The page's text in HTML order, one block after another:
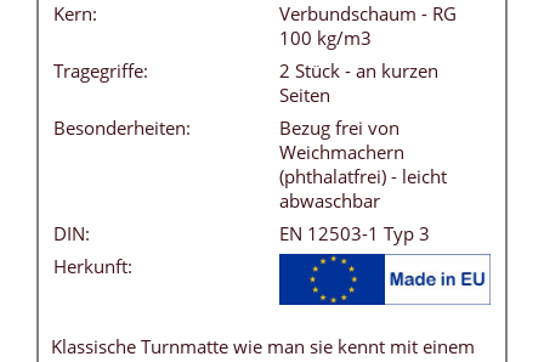
Kern:
Verbundschaum - RG
100 kg/m3
Tragegriffe:
2 Stück - an kurzen
Seiten
Besonderheiten:
Bezug frei von
Weichmachern
(phthalatfrei) - leicht
abwaschbar
DIN:
EN 12503-1 Typ 3
Herkunft:
Klassische Turnmatte wie man sie kennt mit einem